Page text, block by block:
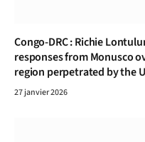
Congo-DRC : Richie
responses from Monusco
region perpetrated by the
27 janvier 2026